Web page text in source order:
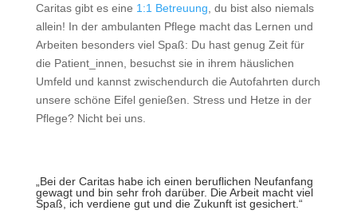
Caritas gibt es eine 1:1 Betreuung , du bist also niemals
allein! In der ambulanten Pflege macht das Lernen und
Arbeiten besonders viel Spaß: Du hast genug Zeit für
die Patient_innen, besuchst sie in ihrem häuslichen
Umfeld und kannst zwischendurch die Autofahrten durch
unsere schöne Eifel genießen. Stress und Hetze in der
Pflege? Nicht bei uns.
„Bei der Caritas habe ich einen beruflichen Neufanfang
gewagt und bin sehr froh darüber. Die Arbeit macht viel
Spaß, ich verdiene gut und die Zukunft ist gesichert.“